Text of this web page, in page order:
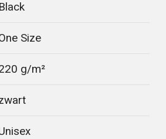
Black
Size
g/m²